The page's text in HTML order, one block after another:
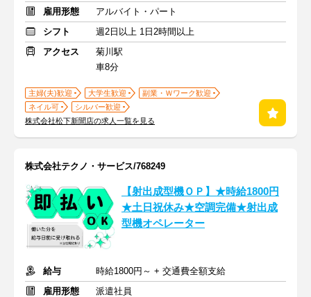
雇用形態
アルバイト・パート
シフト
週2日以上 1日2時間以上
アクセス
菊川駅
車8分
主婦(夫)歓迎 大学生歓迎
副業・Ｗワーク歓迎
ネイル可
シルバー歓迎
株式会社松下新聞店の求人一覧を見る
株式会社テクノ・サービス/768249
【射出成型機ＯＰ】★時給1800円
★土日祝休み★空調完備★射出成
型機オペレーター
給与
時給1800円～ + 交通費全額支給
雇用形態
派遣社員